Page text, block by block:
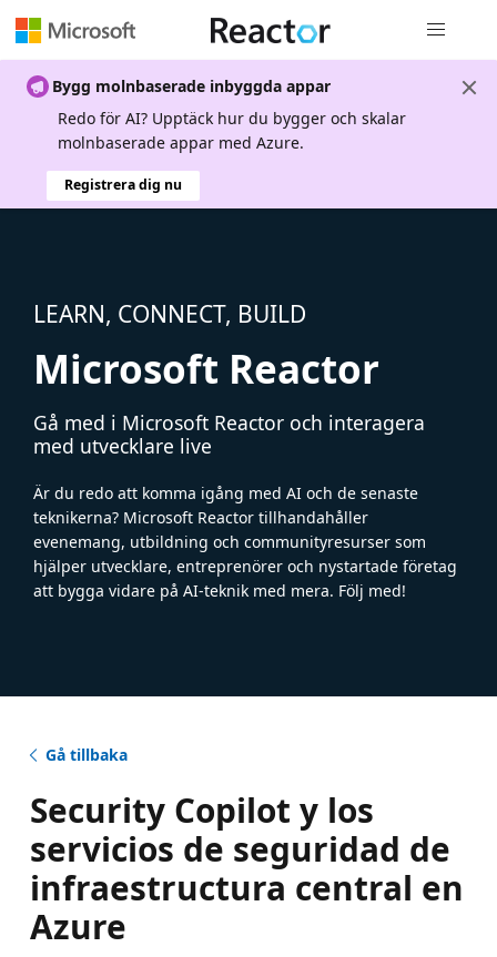
Bygg molnbaserade inbyggda appar
Redo för AI? Upptäck hur du bygger och skalar
molnbaserade appar med Azure.
Registrera dig nu
LEARN, CONNECT, BUILD
Microsoft Reactor
Gå med i Microsoft Reactor och interagera
med utvecklare live
Är du redo att komma igång med AI och de senaste
teknikerna? Microsoft Reactor tillhandahåller
evenemang, utbildning och communityresurser som
hjälper utvecklare, entreprenörer och nystartade företag
att bygga vidare på AI-teknik med mera. Följ med!
Gå tillbaka
Security Copilot y los
servicios de seguridad de
infraestructura central en
Azure